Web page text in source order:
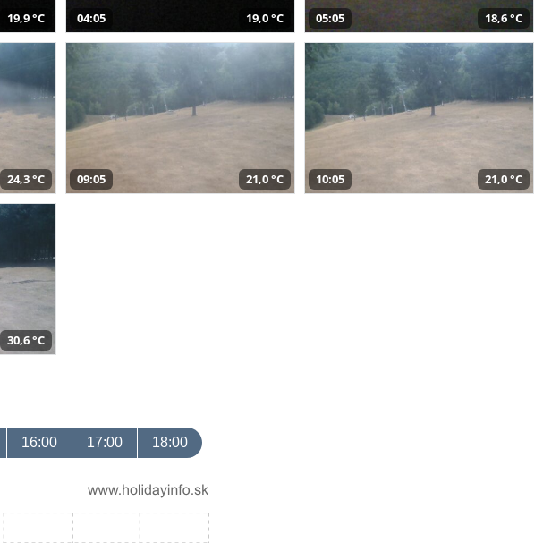
19,9 °C 04:05 19,0 °C 05:05 18,6 °C
24,3 °C 09:05 21,0 °C 10:05 21,0 °C
30,6 °C
16:00 17:00 18:00